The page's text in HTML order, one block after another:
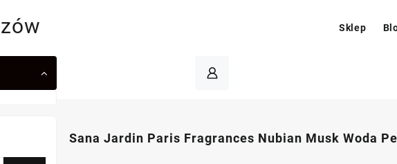
Sklep
Sana Jardin Paris Fragrances Nubian Musk Woda